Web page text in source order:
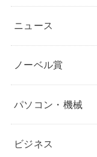
ニュース
ノーベル賞
パソコン・機械
ビジネス